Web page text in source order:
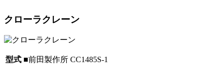
クローラクレーン
型式 ■前田製作所 CC1485S-1